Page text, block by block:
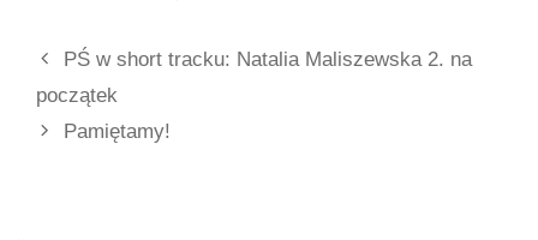
PŚ w short tracku: Natalia Maliszewska 2. na
początek
Pamiętamy!